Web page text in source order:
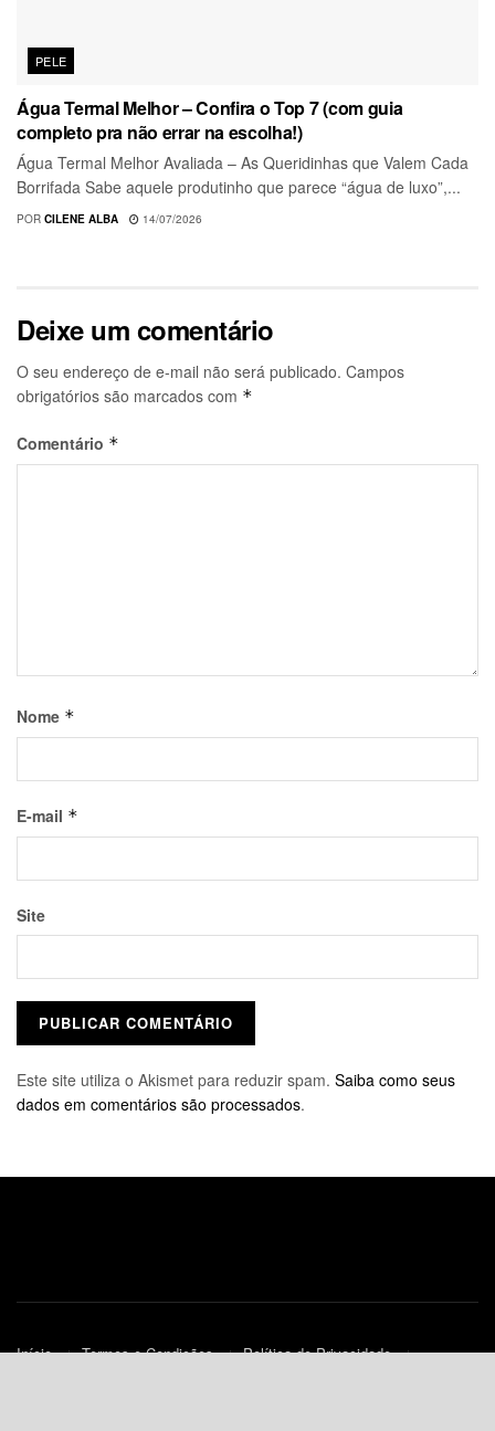
PELE
Água Termal Melhor – Confira o Top 7 (com guia
completo pra não errar na escolha!)
Água Termal Melhor Avaliada – As Queridinhas que Valem Cada
Borrifada Sabe aquele produtinho que parece “água de luxo”,...
POR CILENE ALBA 14/07/2026
Deixe um comentário
O seu endereço de e-mail não será publicado. Campos
obrigatórios são marcados com *
Comentário *
Nome *
E-mail *
Site
Este site utiliza o Akismet para reduzir spam. Saiba como seus
dados em comentários são processados.
Início Termos e Condições
Política de Privacidade